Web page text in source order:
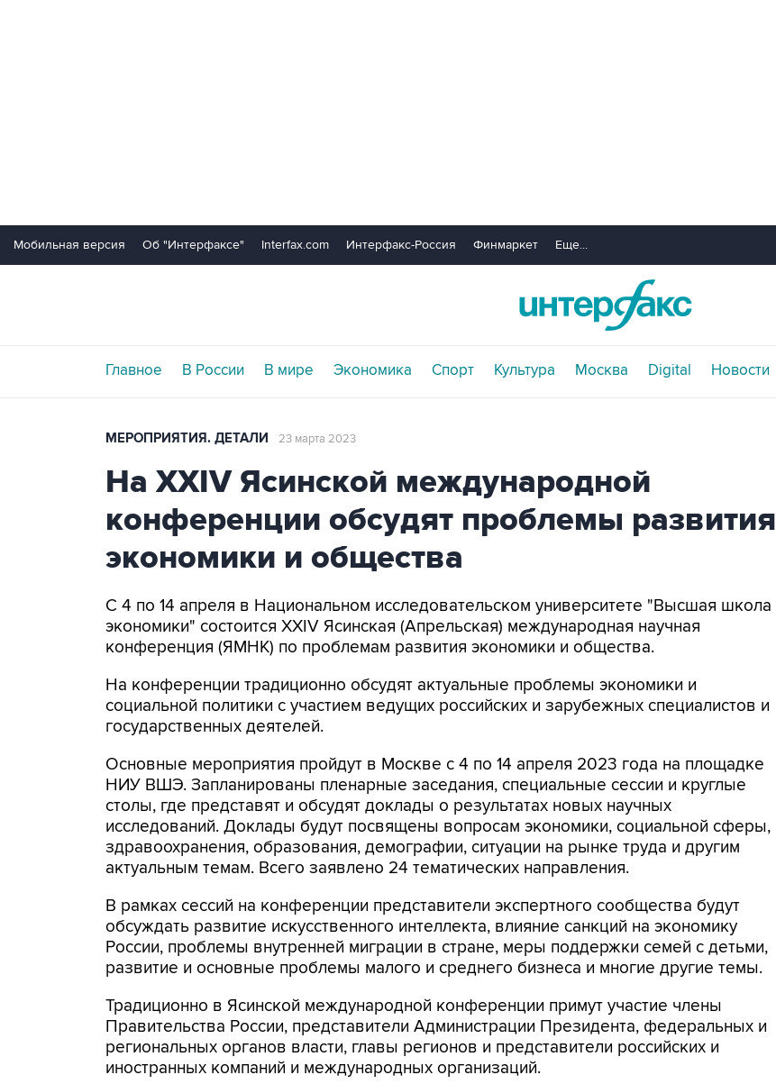
Мобильная версия Об "Интерфаксе" Interfax.com Интерфакс-Россия Финмаркет Еще...
Главное В России В мире Экономика Спорт Культура Москва Digital Новости
МЕРОПРИЯТИЯ. ДЕТАЛИ 23 марта 2023
На XXIV Ясинской международной
конференции обсудят проблемы развития
экономики и общества
С 4 по 14 апреля в Национальном исследовательском университете "Высшая школа
экономики" состоится XXIV Ясинская (Апрельская) международная научная
конференция (ЯМНК) по проблемам развития экономики и общества.
На конференции традиционно обсудят актуальные проблемы экономики и
социальной политики с участием ведущих российских и зарубежных специалистов и
государственных деятелей.
Основные мероприятия пройдут в Москве с 4 по 14 апреля 2023 года на площадке
НИУ ВШЭ. Запланированы пленарные заседания, специальные сессии и круглые
столы, где представят и обсудят доклады о результатах новых научных
исследований. Доклады будут посвящены вопросам экономики, социальной сферы,
здравоохранения, образования, демографии, ситуации на рынке труда и другим
актуальным темам. Всего заявлено 24 тематических направления.
В рамках сессий на конференции представители экспертного сообщества будут
обсуждать развитие искусственного интеллекта, влияние санкций на экономику
России, проблемы внутренней миграции в стране, меры поддержки семей с детьми,
развитие и основные проблемы малого и среднего бизнеса и многие другие темы.
Традиционно в Ясинской международной конференции примут участие члены
Правительства России, представители Администрации Президента, федеральных и
региональных органов власти, главы регионов и представители российских и
иностранных компаний и международных организаций.